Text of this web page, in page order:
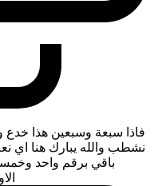
فاذا سبعة وسبعين هذا خدع
نشطب والله يبارك هنا اي
باقي برقم واحد